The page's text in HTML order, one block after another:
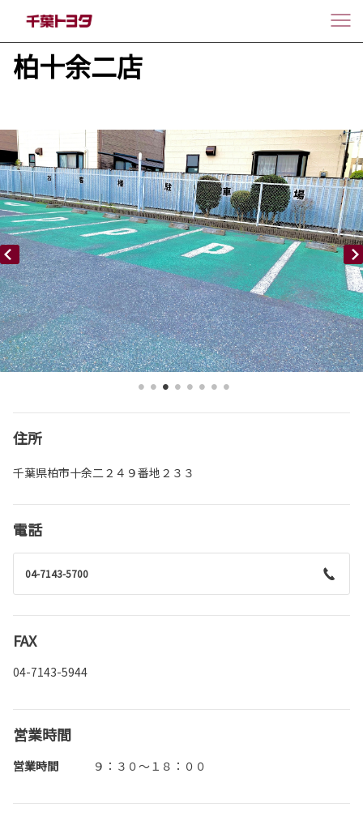
柏十余二店
住所
千葉県柏市十余二２４９番地２３３
電話
04-7143-5700
FAX
04-7143-5944
営業時間
営業時間 ９：３０～１８：００